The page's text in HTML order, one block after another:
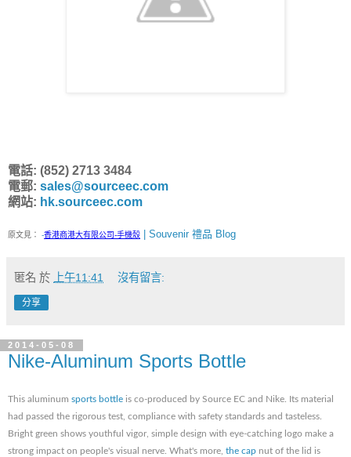
電話: (852) 2713 3484
電郵: sales@sourceec.com
網站: hk.sourceec.com
原文見： -香港商港大有限公司-手機殼 | Souvenir 禮品 Blog
匿名 於 上午11:41 沒有留言:
分享
2014-05-08
Nike-Aluminum Sports Bottle
This aluminum sports bottle is co-produced by Source EC and Nike. Its material
had passed the rigorous test, compliance with safety standards and tasteless.
Bright green shows youthful vigor, simple design with eye-catching logo make a
strong impact on people's visual nerve. What's more, the cap nut of the lid is